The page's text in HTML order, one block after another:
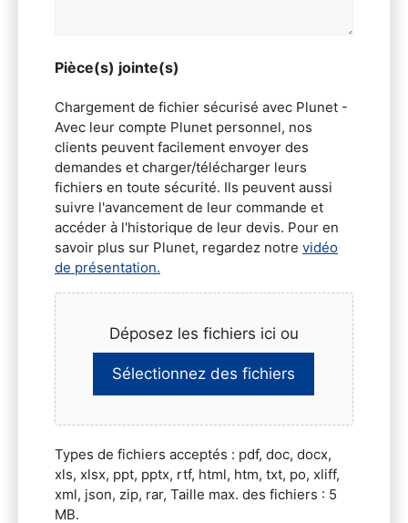
Pièce(s) jointe(s)
Chargement de fichier sécurisé avec Plunet -
Avec leur compte Plunet personnel, nos
clients peuvent facilement envoyer des
demandes et charger/télécharger leurs
fichiers en toute sécurité. Ils peuvent aussi
suivre l'avancement de leur commande et
accéder à l'historique de leur devis. Pour en
savoir plus sur Plunet, regardez notre vidéo
de présentation.
Déposez les fichiers ici ou
Sélectionnez des fichiers
Types de fichiers acceptés : pdf, doc, docx,
xls, xlsx, ppt, pptx, rtf, html, htm, txt, po, xliff,
xml, json, zip, rar, Taille max. des fichiers : 5
MB.